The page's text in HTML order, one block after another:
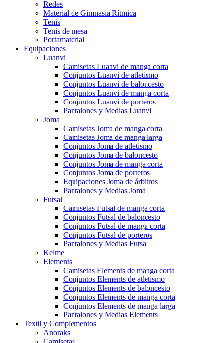
Redes
Material de Gimnasia Rítmica
Tenis
Tenis de mesa
Portamaterial
Equipaciones
Luanvi
Camisetas Luanvi de manga corta
Conjuntos Luanvi de atletismo
Conjuntos Luanvi de baloncesto
Conjuntos Luanvi de manga corta
Conjuntos Luanvi de porteros
Pantalones y Medias Luanvi
Joma
Camisetas Joma de manga corta
Camisetas Joma de manga larga
Conjuntos Joma de atletismo
Conjuntos Joma de baloncesto
Conjuntos Joma de manga corta
Conjuntos Joma de porteros
Equipaciones Joma de árbitros
Pantalones y Medias Joma
Futsal
Camisetas Futsal de manga corta
Conjuntos Futsal de baloncesto
Conjuntos Futsal de manga corta
Conjuntos Futsal de porteros
Pantalones y Medias Futsal
Kelme
Elements
Camisetas Elements de manga corta
Conjuntos Elements de atletismo
Conjuntos Elements de baloncesto
Conjuntos Elements de manga corta
Conjuntos Elements de manga larga
Pantalones y Medias Elements
Textil y Complementos
Anoraks
Camisetas